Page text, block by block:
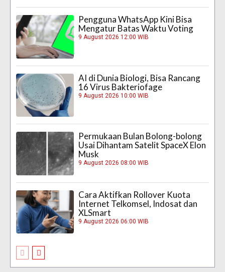
Pengguna WhatsApp Kini Bisa
Mengatur Batas Waktu Voting
9 August 2026 12:00 WIB
AI di Dunia Biologi, Bisa Rancang
16 Virus Bakteriofage
9 August 2026 10:00 WIB
Permukaan Bulan Bolong-bolong
Usai Dihantam Satelit SpaceX Elon
Musk
9 August 2026 08:00 WIB
Cara Aktifkan Rollover Kuota
Internet Telkomsel, Indosat dan
XLSmart
9 August 2026 06:00 WIB